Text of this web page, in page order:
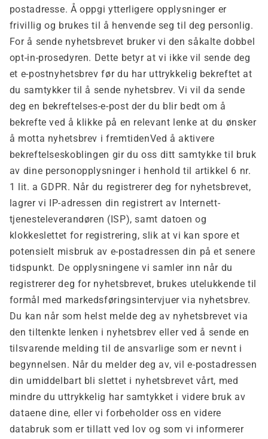
postadresse. Å oppgi ytterligere opplysninger er
frivillig og brukes til å henvende seg til deg personlig.
For å sende nyhetsbrevet bruker vi den såkalte dobbel
opt-in-prosedyren. Dette betyr at vi ikke vil sende deg
et e-postnyhetsbrev før du har uttrykkelig bekreftet at
du samtykker til å sende nyhetsbrev. Vi vil da sende
deg en bekreftelses-e-post der du blir bedt om å
bekrefte ved å klikke på en relevant lenke at du ønsker
å motta nyhetsbrev i fremtidenVed å aktivere
bekreftelseskoblingen gir du oss ditt samtykke til bruk
av dine personopplysninger i henhold til artikkel 6 nr.
1 lit. a GDPR. Når du registrerer deg for nyhetsbrevet,
lagrer vi IP-adressen din registrert av Internett-
tjenesteleverandøren (ISP), samt datoen og
klokkeslettet for registrering, slik at vi kan spore et
potensielt misbruk av e-postadressen din på et senere
tidspunkt. De opplysningene vi samler inn når du
registrerer deg for nyhetsbrevet, brukes utelukkende til
formål med markedsføringsintervjuer via nyhetsbrev.
Du kan når som helst melde deg av nyhetsbrevet via
den tiltenkte lenken i nyhetsbrev eller ved å sende en
tilsvarende melding til de ansvarlige som er nevnt i
begynnelsen. Når du melder deg av, vil e-postadressen
din umiddelbart bli slettet i nyhetsbrevet vårt, med
mindre du uttrykkelig har samtykket i videre bruk av
dataene dine, eller vi forbeholder oss en videre
databruk som er tillatt ved lov og som vi informerer